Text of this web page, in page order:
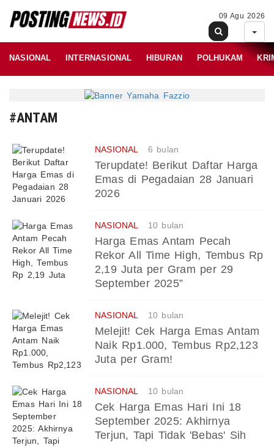
09 Agu 2026
NASIONAL INTERNASIONAL HIBURAN POLHUKAM
#ANTAM
NASIONAL 6 bulan
Terupdate! Berikut Daftar Harga
Emas di Pegadaian 28 Januari
2026
NASIONAL 10 bulan
Harga Emas Antam Pecah
Rekor All Time High, Tembus Rp
2,19 Juta per Gram per 29
September 2025”
NASIONAL 10 bulan
Melejit! Cek Harga Emas Antam
Naik Rp1.000, Tembus Rp2,123
Juta per Gram!
NASIONAL 10 bulan
Cek Harga Emas Hari Ini 18
September 2025: Akhirnya
Terjun, Tapi Tidak 'Bebas' Sih